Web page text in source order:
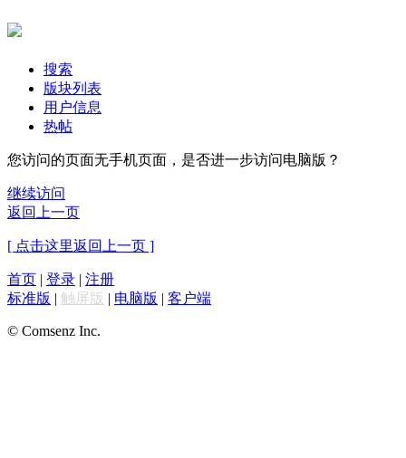
搜索
版块列表
用户信息
热帖
您访问的页面无手机页面，是否进一步访问电脑版？
继续访问
返回上一页
[ 点击这里返回上一页 ]
首页 | 登录 | 注册
标准版 | 触屏版 | 电脑版 | 客户端
© Comsenz Inc.